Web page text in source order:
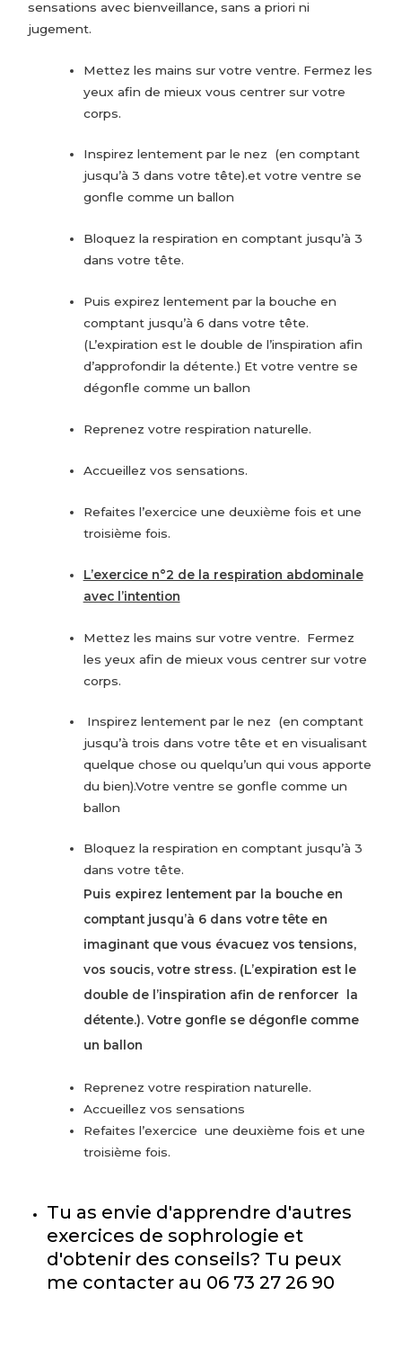
sensations avec bienveillance, sans a priori ni
jugement.
Mettez les mains sur votre ventre. Fermez les
yeux afin de mieux vous centrer sur votre
corps.
Inspirez lentement par le nez (en comptant
jusqu’à 3 dans votre tête).et votre ventre se
gonfle comme un ballon
Bloquez la respiration en comptant jusqu’à 3
dans votre tête.
Puis expirez lentement par la bouche en
comptant jusqu’à 6 dans votre tête.
(L’expiration est le double de l’inspiration afin
d’approfondir la détente.) Et votre ventre se
dégonfle comme un ballon
Reprenez votre respiration naturelle.
Accueillez vos sensations.
Refaites l’exercice une deuxième fois et une
troisième fois.
L’exercice n°2 de la respiration abdominale
avec l’intention
Mettez les mains sur votre ventre. Fermez
les yeux afin de mieux vous centrer sur votre
corps.
Inspirez lentement par le nez (en comptant
jusqu’à trois dans votre tête et en visualisant
quelque chose ou quelqu’un qui vous apporte
du bien).Votre ventre se gonfle comme un
ballon
Bloquez la respiration en comptant jusqu’à 3
dans votre tête.
Puis expirez lentement par la bouche en
comptant jusqu’à 6 dans votre tête en
imaginant que vous évacuez vos tensions,
vos soucis, votre stress. (L’expiration est le
double de l’inspiration afin de renforcer la
détente.). Votre gonfle se dégonfle comme
un ballon
Reprenez votre respiration naturelle.
Accueillez vos sensations
Refaites l’exercice une deuxième fois et une
troisième fois.
Tu as envie d'apprendre d'autres
exercices de sophrologie et
d'obtenir des conseils? Tu peux
me contacter au 06 73 27 26 90